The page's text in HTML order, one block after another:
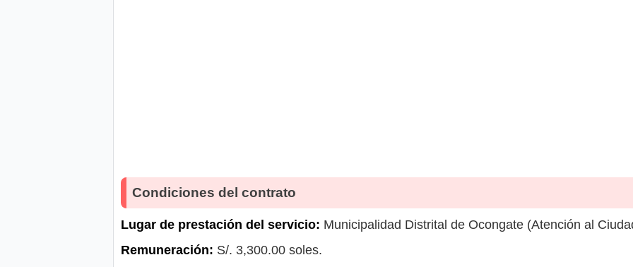
Condiciones del contrato
Lugar de prestación del servicio: Municipalidad Distrital de Ocongate (Atención al
Remuneración: S/. 3,300.00 soles.